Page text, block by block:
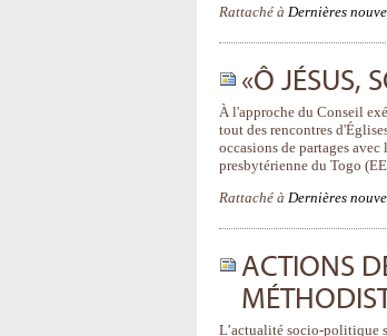
Rattaché à Dernières
«Ô JÉSUS,
À l'approche du Conseil
tout des rencontres
occasions de partages
presbytérienne du Togo
Rattaché à Dernières
ACTIONS
L’actualité socio-politique